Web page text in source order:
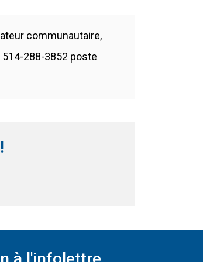
communautaire,
une nouvelle fenêtre)
288-3852 poste
fenêtre)